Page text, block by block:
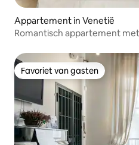
Appartement in Venetië
Romantisch appartement
Favoriet van gasten
Favoriet van gasten